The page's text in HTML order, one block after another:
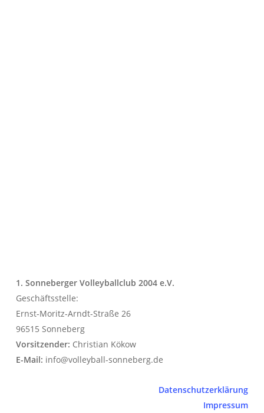
1. Sonneberger Volleyballclub 2004 e.V.
Geschäftsstelle:
Ernst-Moritz-Arndt-Straße 26
96515 Sonneberg
Vorsitzender: Christian Kökow
E-Mail: info@volleyball-sonneberg.de
Datenschutzerklärung
Impressum